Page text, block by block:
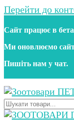
Перейти до
Сайт працює в
Ми оновлюємо
Пишіть нам у чат.
Зоотовари
Зоомагазин для
аксесуари та